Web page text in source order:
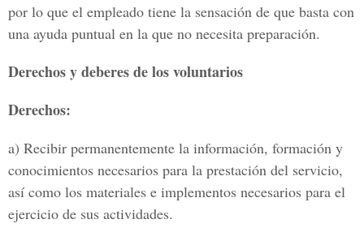
por lo que el empleado tiene la sensación de que basta con
una ayuda puntual en la que no necesita preparación.
Derechos y deberes de los voluntarios
Derechos:
a) Recibir permanentemente la información, formación y
conocimientos necesarios para la prestación del servicio,
así como los materiales e implementos necesarios para el
ejercicio de sus actividades.